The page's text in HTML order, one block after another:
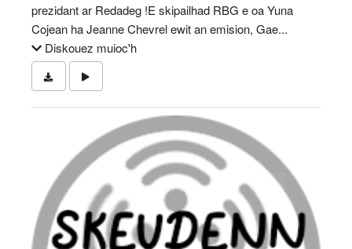
prezidant ar Redadeg !E skipailhad RBG e oa Yuna
Cojean ha Jeanne Chevrel ewit an emision, Gae...
Diskouez muioc'h